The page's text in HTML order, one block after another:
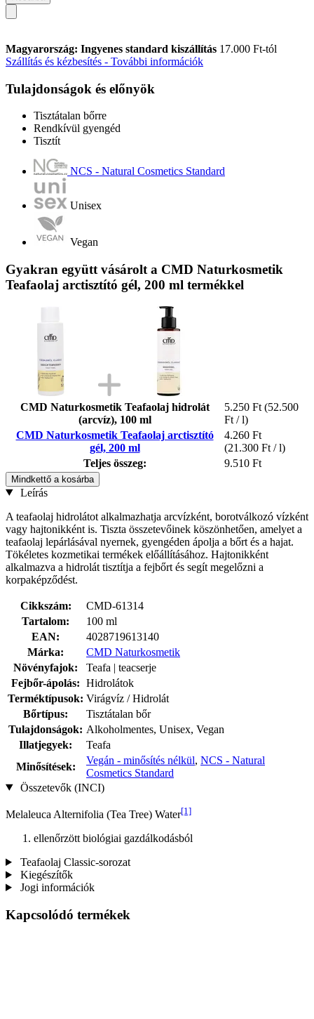
Magyarország: Ingyenes standard kiszállítás 17.000 Ft-tól
Szállítás és kézbesítés - További információk
Tulajdonságok és előnyök
Tisztátalan bőrre
Rendkívül gyengéd
Tisztít
NCS - Natural Cosmetics Standard
Unisex
Vegan
Gyakran együtt vásárolt a CMD Naturkosmetik
Teafaolaj arctisztító gél, 200 ml termékkel
CMD Naturkosmetik Teafaolaj hidrolát
(arcvíz), 100 ml
5.250 Ft (52.500
Ft / l)
CMD Naturkosmetik Teafaolaj arctisztító
gél, 200 ml
4.260 Ft
(21.300 Ft / l)
Teljes összeg:
9.510 Ft
Mindkettő a kosárba
Leírás
A teafaolaj hidrolátot alkalmazhatja arcvízként, borotválkozó vízként
vagy hajtonikként is. Tiszta összetevőinek köszönhetően, amelyet a
teafaolaj lepárlásával nyernek, gyengéden ápolja a bőrt és a hajat.
Tökéletes kozmetikai termékek előállításához. Hajtonikként
alkalmazva a hidrolát tisztítja a fejbőrt és segít megelőzni a
korpaképződést.
Cikkszám:
CMD-61314
Tartalom:
100 ml
EAN:
4028719613140
Márka:
CMD Naturkosmetik
Növényfajok:
Teafa | teacserje
Fejbőr-ápolás: Hidrolátok
Terméktípusok: Virágvíz / Hidrolát
Bőrtípus:
Tisztátalan bőr
Tulajdonságok: Alkoholmentes, Unisex, Vegan
Illatjegyek:
Teafa
Minősítések:
Vegán - minősítés nélkül, NCS - Natural
Cosmetics Standard
Összetevők (INCI)
Melaleuca Alternifolia (Tea Tree) Water[1]
ellenőrzött biológiai gazdálkodásból
Teafaolaj Classic-sorozat
Kiegészítők
Jogi információk
Kapcsolódó termékek